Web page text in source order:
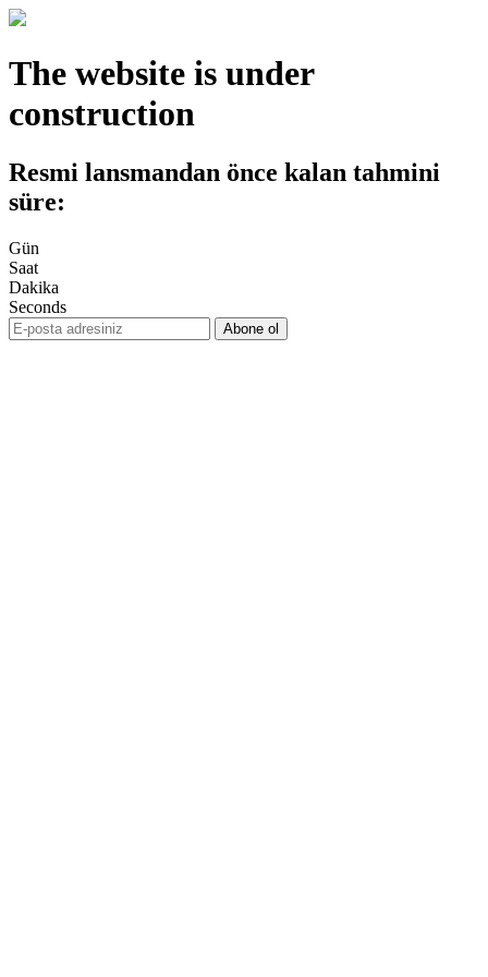
The website is under
construction
Resmi lansmandan önce kalan tahmini
süre:
Gün
Saat
Dakika
Seconds